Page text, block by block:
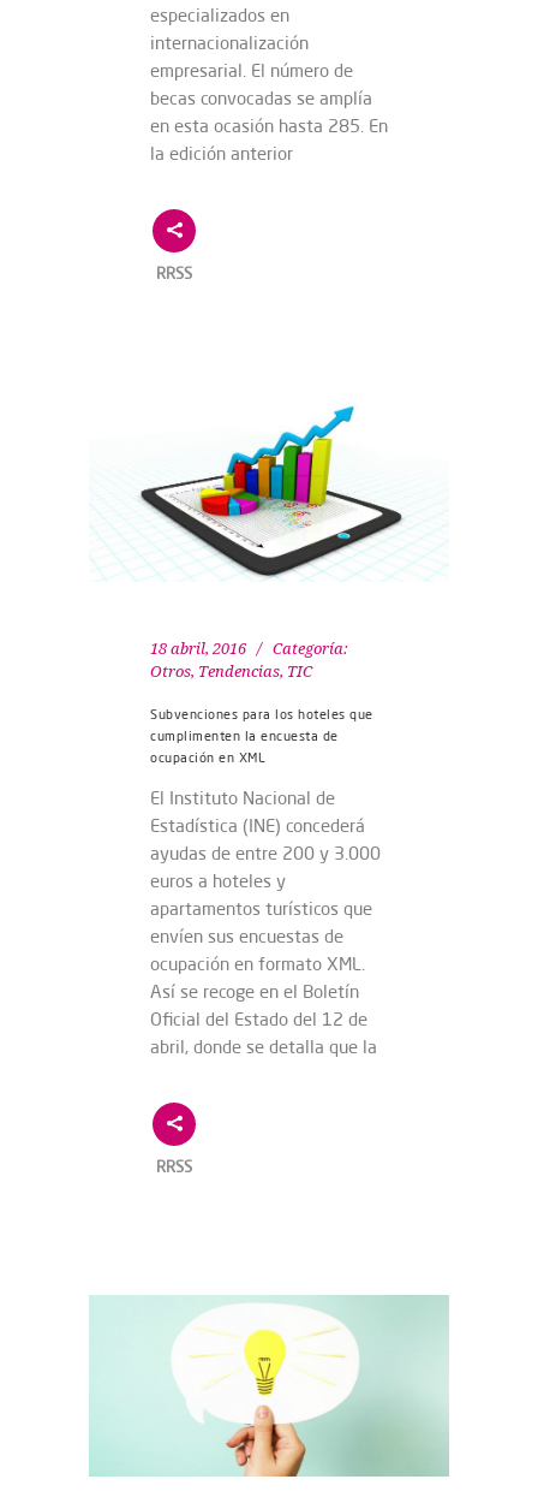
especializados en
internacionalización
empresarial. El número de
becas convocadas se amplía
en esta ocasión hasta 285. En
la edición anterior
RRSS
18 abril, 2016
Categoría:
Otros, Tendencias, TIC
Subvenciones para los hoteles que
cumplimenten la encuesta de
ocupación en XML
El Instituto Nacional de
Estadística (INE) concederá
ayudas de entre 200 y 3.000
euros a hoteles y
apartamentos turísticos que
envíen sus encuestas de
ocupación en formato XML.
Así se recoge en el Boletín
Oficial del Estado del 12 de
abril, donde se detalla que la
RRSS